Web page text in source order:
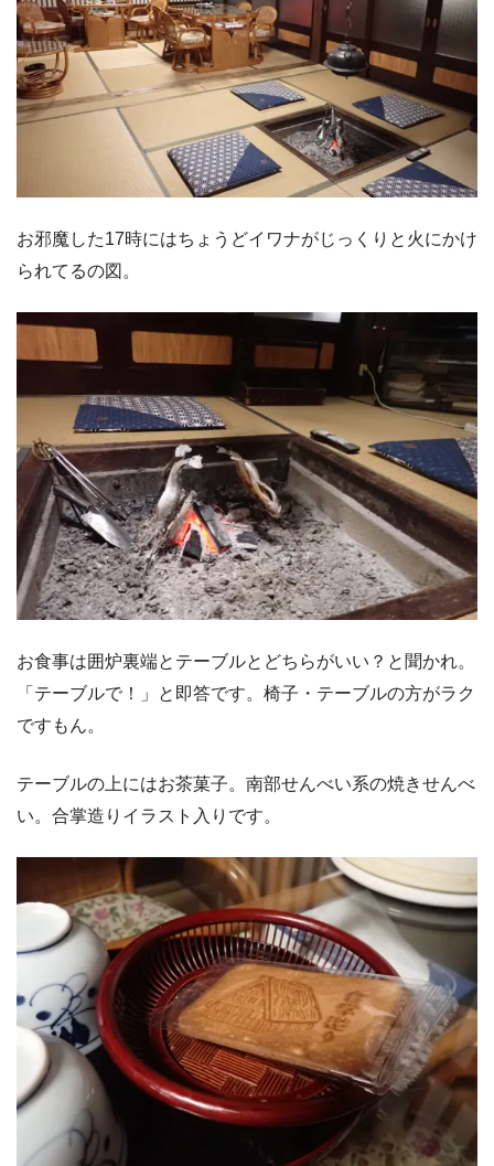
お邪魔した17時にはちょうどイワナがじっくりと火にかけ
られてるの図。
お食事は囲炉裏端とテーブルとどちらがいい？と聞かれ。
「テーブルで！」と即答です。椅子・テーブルの方がラク
ですもん。
テーブルの上にはお茶菓子。南部せんべい系の焼きせんべ
い。合掌造りイラスト入りです。